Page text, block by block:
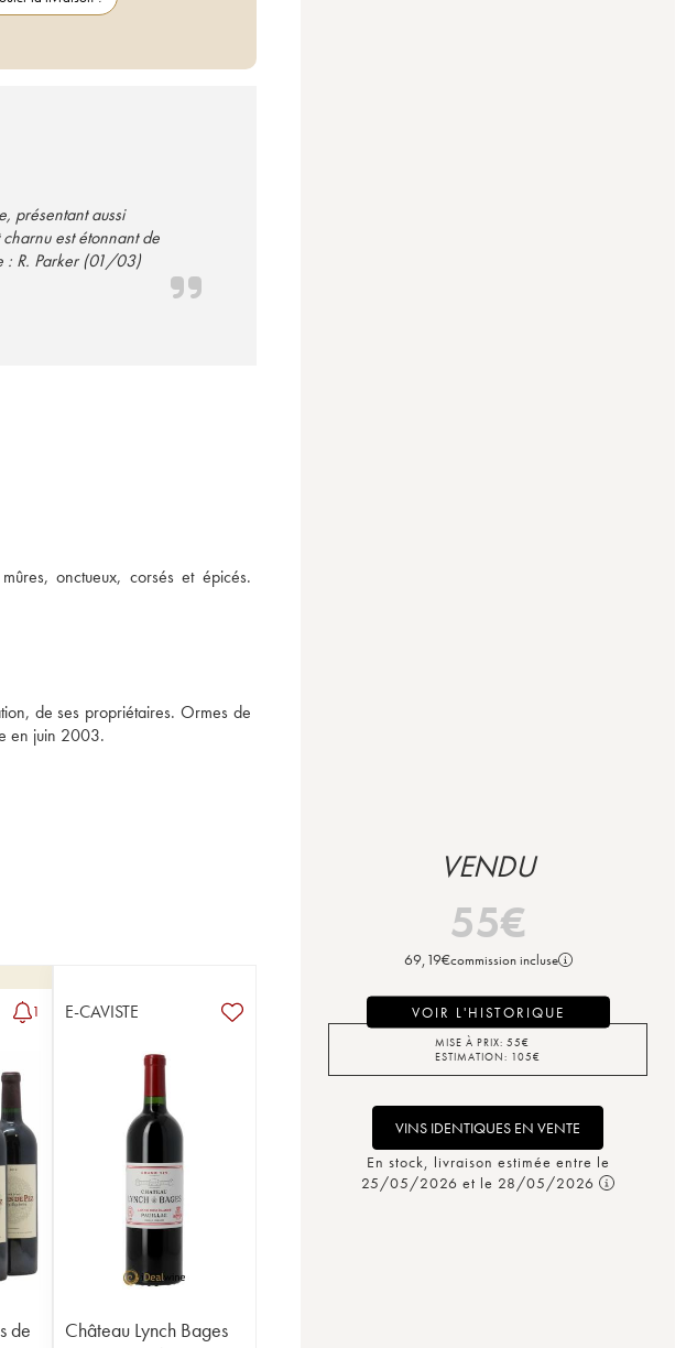
présentant aussi
est étonnant de
: R. Parker (01/03)
onctueux, corsés et épicés.
de ses propriétaires. Ormes de
en juin 2003.
1
de
E-CAVISTE
Château Lynch Bages
VENDU
55€
69,19€commission incluse
VOIR L'HISTORIQUE
MISE À PRIX: 55€
ESTIMATION: 105€
VINS IDENTIQUES EN VENTE
En stock, livraison estimée entre le
25/05/2026 et le 28/05/2026